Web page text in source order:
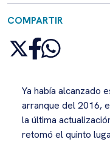
COMPARTIR
Ya había alcanzado
arranque del 2016,
la última
retomó el quinto